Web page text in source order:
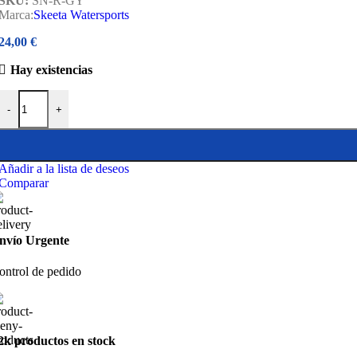
Skeeta Watersports
€
Hay existencias
-
boca cangrejo botavara cantidad
+
a la lista de deseos
Urgente
de pedido
productos en stock